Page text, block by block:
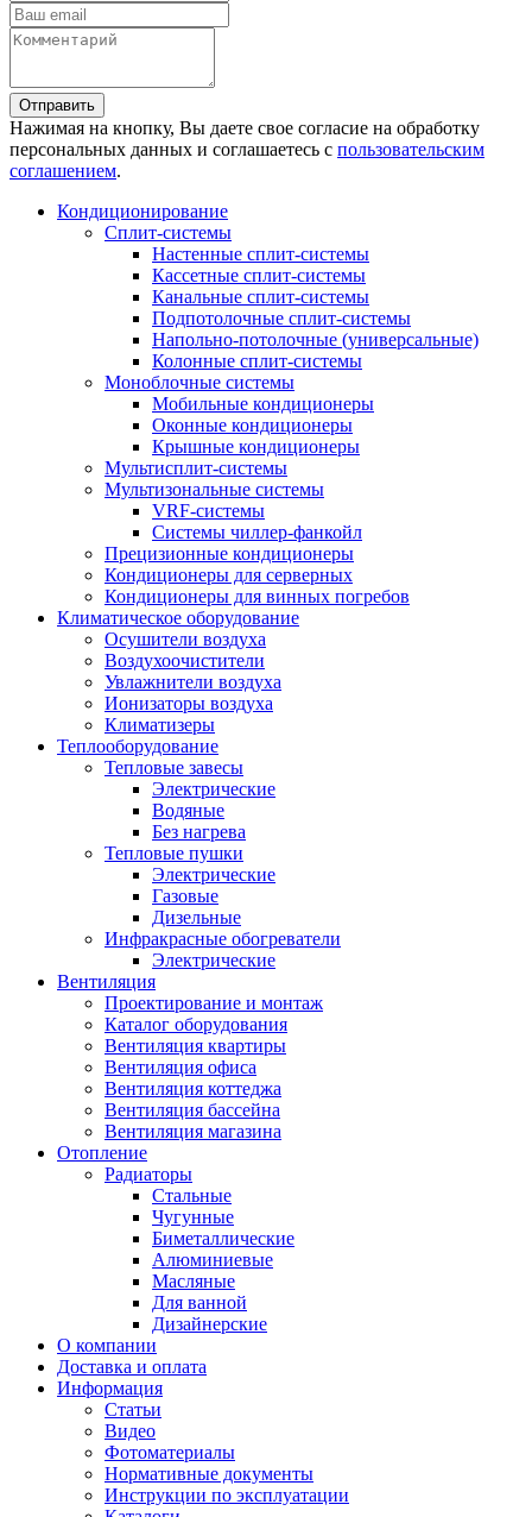
Отправить
Нажимая на кнопку, Вы даете свое согласие на обработку
персональных данных и соглашаетесь с пользовательским
соглашением.
Кондиционирование
Сплит-системы
Настенные сплит-системы
Кассетные сплит-системы
Канальные сплит-системы
Подпотолочные сплит-системы
Напольно-потолочные (универсальные)
Колонные сплит-системы
Моноблочные системы
Мобильные кондиционеры
Оконные кондиционеры
Крышные кондиционеры
Мультисплит-системы
Мультизональные системы
VRF-системы
Системы чиллер-фанкойл
Прецизионные кондиционеры
Кондиционеры для серверных
Кондиционеры для винных погребов
Климатическое оборудование
Осушители воздуха
Воздухоочистители
Увлажнители воздуха
Ионизаторы воздуха
Климатизеры
Теплооборудование
Тепловые завесы
Электрические
Водяные
Без нагрева
Тепловые пушки
Электрические
Газовые
Дизельные
Инфракрасные обогреватели
Электрические
Вентиляция
Проектирование и монтаж
Каталог оборудования
Вентиляция квартиры
Вентиляция офиса
Вентиляция коттеджа
Вентиляция бассейна
Вентиляция магазина
Отопление
Радиаторы
Стальные
Чугунные
Биметаллические
Алюминиевые
Масляные
Для ванной
Дизайнерские
О компании
Доставка и оплата
Информация
Статьи
Видео
Фотоматериалы
Нормативные документы
Инструкции по эксплуатации